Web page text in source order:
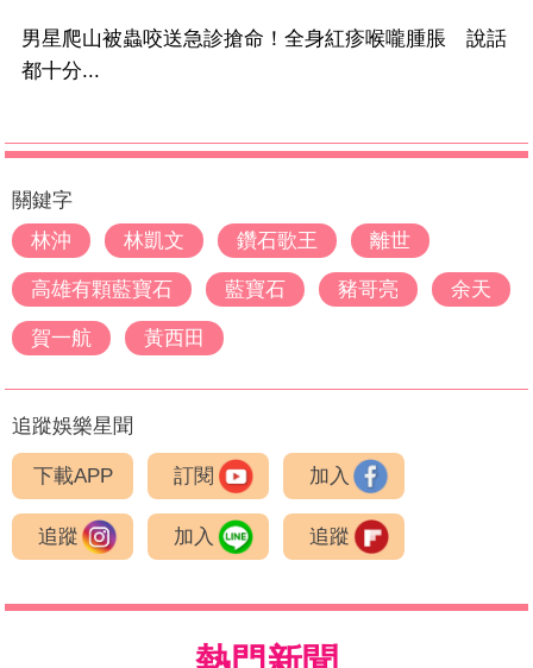
男星爬山被蟲咬送急診搶命！全身紅疹喉嚨腫脹 說話
都十分...
關鍵字
林沖
林凱文 鑽石歌王 離世
高雄有顆藍寶石 藍寶石 豬哥亮 余天
賀一航 黃西田
追蹤娛樂星聞
下載APP 訂閱 加入
追蹤 加入 追蹤